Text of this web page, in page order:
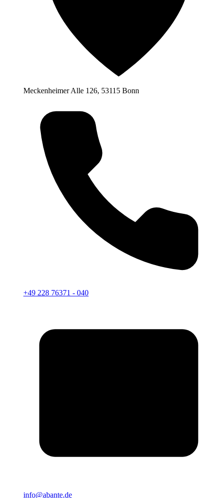
Meckenheimer Alle 126, 53115 Bonn
+49 228 76371 - 040
info@abante.de